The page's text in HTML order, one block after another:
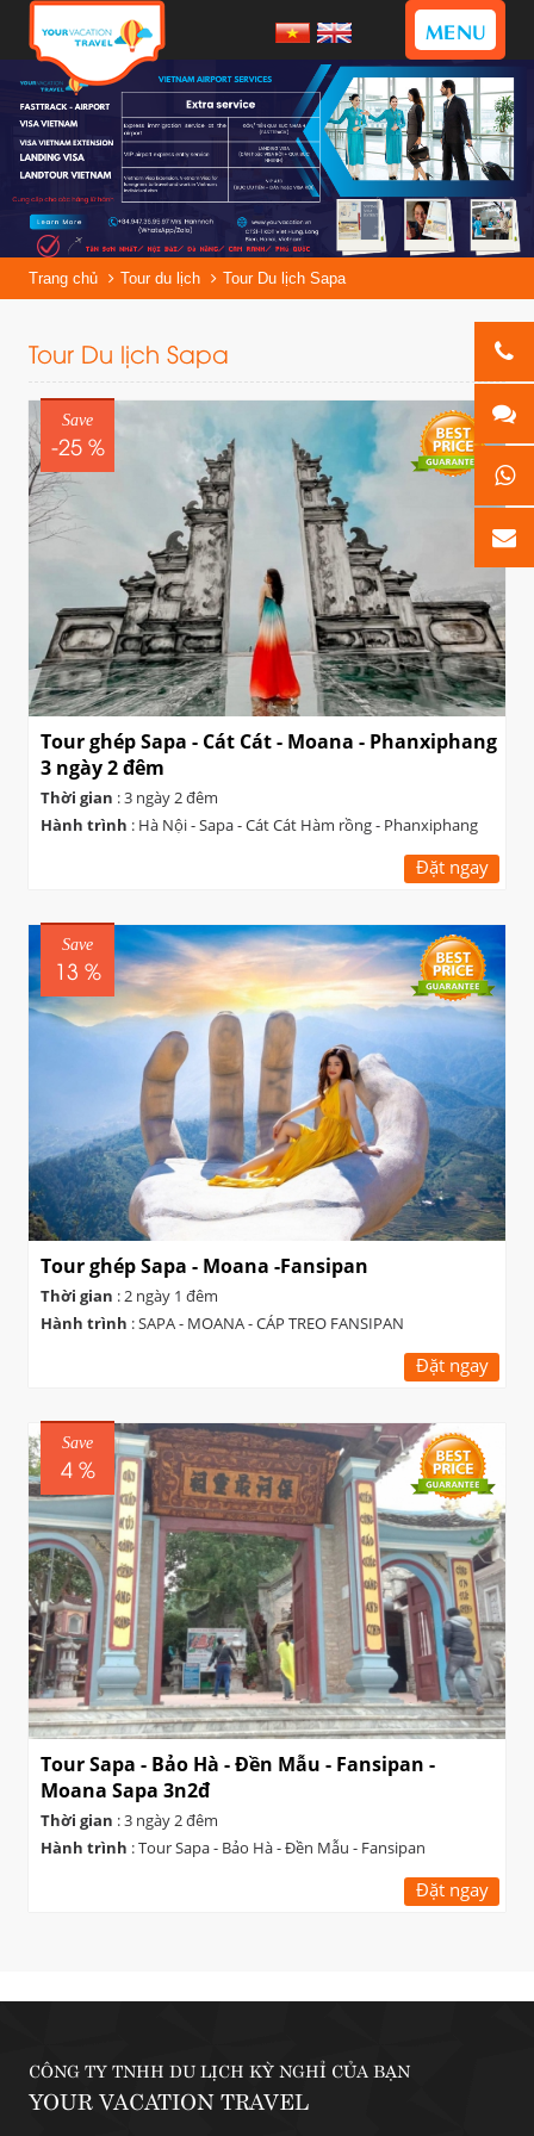
MENU
Trang chủ Tour du lịch Tour Du lịch Sapa
Tour Du lịch Sapa
Save
-25 %
Tour ghép Sapa - Cát Cát - Moana - Phanxiphang
3 ngày 2 đêm
Thời gian : 3 ngày 2 đêm
Hành trình : Hà Nội - Sapa - Cát Cát Hàm rồng - Phanxiphang
Đặt ngay
Save
13 %
Tour ghép Sapa - Moana -Fansipan
Thời gian : 2 ngày 1 đêm
Hành trình : SAPA - MOANA - CÁP TREO FANSIPAN
Đặt ngay
Save
4 %
Tour Sapa - Bảo Hà - Đền Mẫu - Fansipan -
Moana Sapa 3n2đ
Thời gian : 3 ngày 2 đêm
Hành trình : Tour Sapa - Bảo Hà - Đền Mẫu - Fansipan
Đặt ngay
CÔNG TY TNHH DU LỊCH KỲ NGHỈ CỦA BẠN
YOUR VACATION TRAVEL